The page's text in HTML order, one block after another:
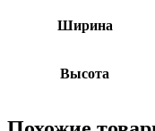
Ширина
Высота